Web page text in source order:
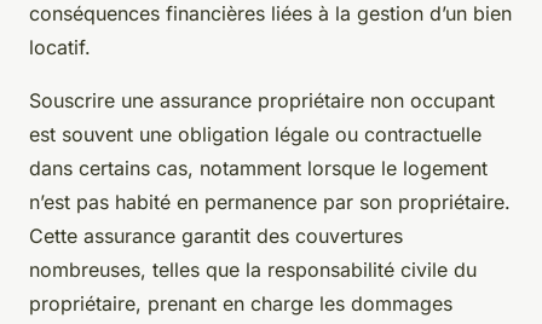
conséquences financières liées à la gestion d’un bien
locatif.
Souscrire une assurance propriétaire non occupant
est souvent une obligation légale ou contractuelle
dans certains cas, notamment lorsque le logement
n’est pas habité en permanence par son propriétaire.
Cette assurance garantit des couvertures
nombreuses, telles que la responsabilité civile du
propriétaire, prenant en charge les dommages